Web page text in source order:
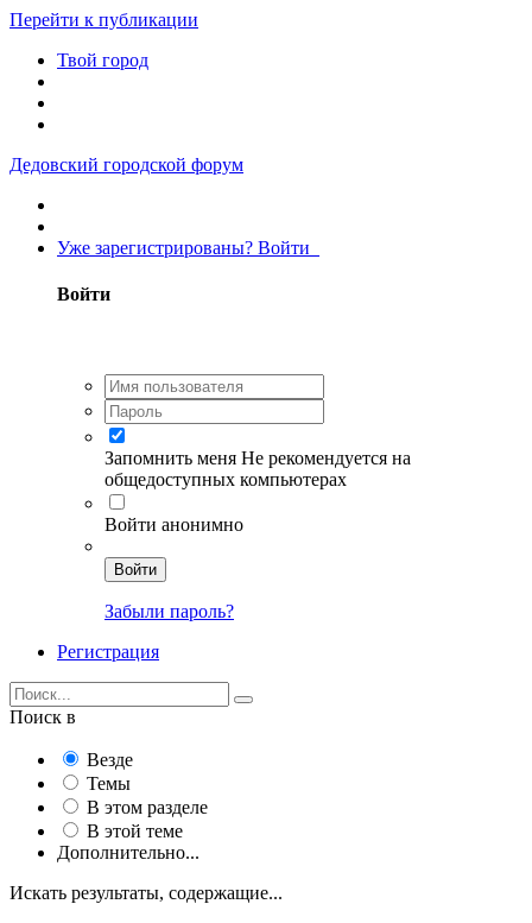
Перейти к публикации
Твой город
Дедовский городской форум
Уже зарегистрированы? Войти
Войти
Запомнить меня Не рекомендуется на
общедоступных компьютерах
Войти анонимно
Войти
Забыли пароль?
Регистрация
Поиск в
Везде
Темы
В этом разделе
В этой теме
Дополнительно...
Искать результаты, содержащие...